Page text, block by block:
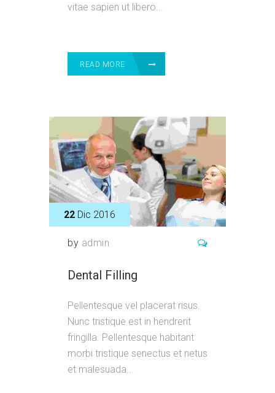
vitae sapien ut libero...
READ MORE
22 Dic 2016
by admin
Dental Filling
Pellentesque vel placerat risus.
Nunc tristique est in hendrerit
fringilla. Pellentesque habitant
morbi tristique senectus et netus
et malesuada...